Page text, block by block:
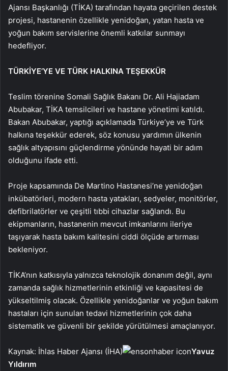
Ajansı Başkanlığı (TİKA) tarafından hayata geçirilen destek
projesi, hastanenin özellikle yenidoğan, yatan hasta ve
yoğun bakım servislerine önemli katkılar sunmayı
hedefliyor.
TÜRKİYE’YE VE TÜRK HALKINA TEŞEKKÜR
Teslim törenine Somali Sağlık Bakanı Dr. Ali Hajiadam
Abubakar, TİKA temsilcileri ve hastane yönetimi katıldı.
Bakan Abubakar, yaptığı açıklamada Türkiye’ye ve Türk
halkına teşekkür ederek, söz konusu yardımın ülkenin
sağlık altyapısını güçlendirme yönünde hayati bir adım
olduğunu ifade etti.
Proje kapsamında De Martino Hastanesi’ne yenidoğan
inkübatörleri, modern hasta yatakları, sedyeler, monitörler,
defibrilatörler ve çeşitli tıbbi cihazlar sağlandı. Bu
ekipmanların, hastanenin mevcut imkanlarını ileriye
taşıyarak hasta bakım kalitesini ciddi ölçüde artırması
bekleniyor.
TİKA’nın katkısıyla yalnızca teknolojik donanım değil, aynı
zamanda sağlık hizmetlerinin etkinliği ve kapasitesi de
yükseltilmiş olacak. Özellikle yenidoğanlar ve yoğun bakım
hastaları için sunulan tedavi hizmetlerinin çok daha
sistematik ve güvenli bir şekilde yürütülmesi amaçlanıyor.
Kaynak: İhlas Haber Ajansı (İHA)
Yavuz
Yıldırım